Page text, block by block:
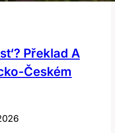
Překlad A
Českém